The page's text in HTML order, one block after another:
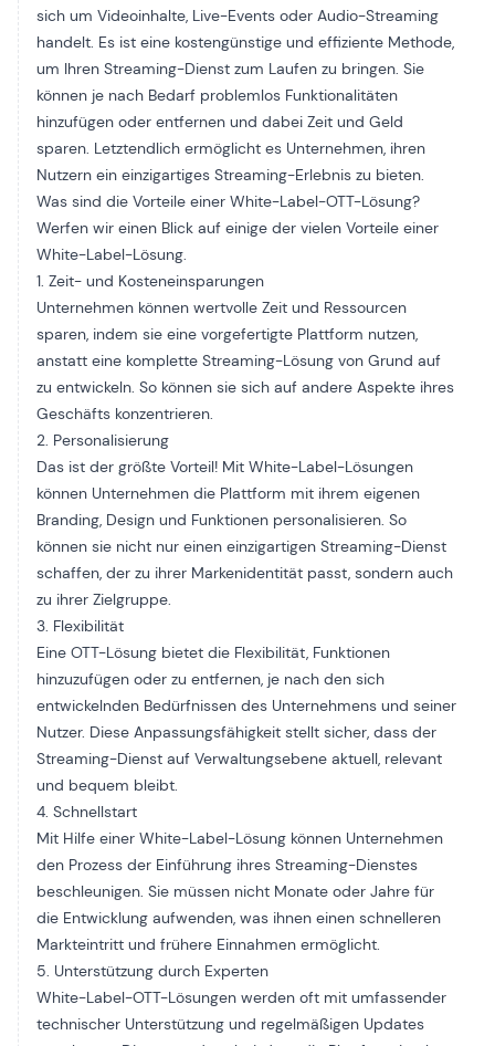
sich um Videoinhalte, Live-Events oder Audio-Streaming
handelt. Es ist eine kostengünstige und effiziente Methode,
um Ihren Streaming-Dienst zum Laufen zu bringen. Sie
können je nach Bedarf problemlos Funktionalitäten
hinzufügen oder entfernen und dabei Zeit und Geld
sparen. Letztendlich ermöglicht es Unternehmen, ihren
Nutzern ein einzigartiges Streaming-Erlebnis zu bieten.
Was sind die Vorteile einer White-Label-OTT-Lösung?
Werfen wir einen Blick auf einige der vielen Vorteile einer
White-Label-Lösung.
1. Zeit- und Kosteneinsparungen
Unternehmen können wertvolle Zeit und Ressourcen
sparen, indem sie eine vorgefertigte Plattform nutzen,
anstatt eine komplette Streaming-Lösung von Grund auf
zu entwickeln. So können sie sich auf andere Aspekte ihres
Geschäfts konzentrieren.
2. Personalisierung
Das ist der größte Vorteil! Mit White-Label-Lösungen
können Unternehmen die Plattform mit ihrem eigenen
Branding, Design und Funktionen personalisieren. So
können sie nicht nur einen einzigartigen Streaming-Dienst
schaffen, der zu ihrer Markenidentität passt, sondern auch
zu ihrer Zielgruppe.
3. Flexibilität
Eine OTT-Lösung bietet die Flexibilität, Funktionen
hinzuzufügen oder zu entfernen, je nach den sich
entwickelnden Bedürfnissen des Unternehmens und seiner
Nutzer. Diese Anpassungsfähigkeit stellt sicher, dass der
Streaming-Dienst auf Verwaltungsebene aktuell, relevant
und bequem bleibt.
4. Schnellstart
Mit Hilfe einer White-Label-Lösung können Unternehmen
den Prozess der Einführung ihres Streaming-Dienstes
beschleunigen. Sie müssen nicht Monate oder Jahre für
die Entwicklung aufwenden, was ihnen einen schnelleren
Markteintritt und frühere Einnahmen ermöglicht.
5. Unterstützung durch Experten
White-Label-OTT-Lösungen werden oft mit umfassender
technischer Unterstützung und regelmäßigen Updates